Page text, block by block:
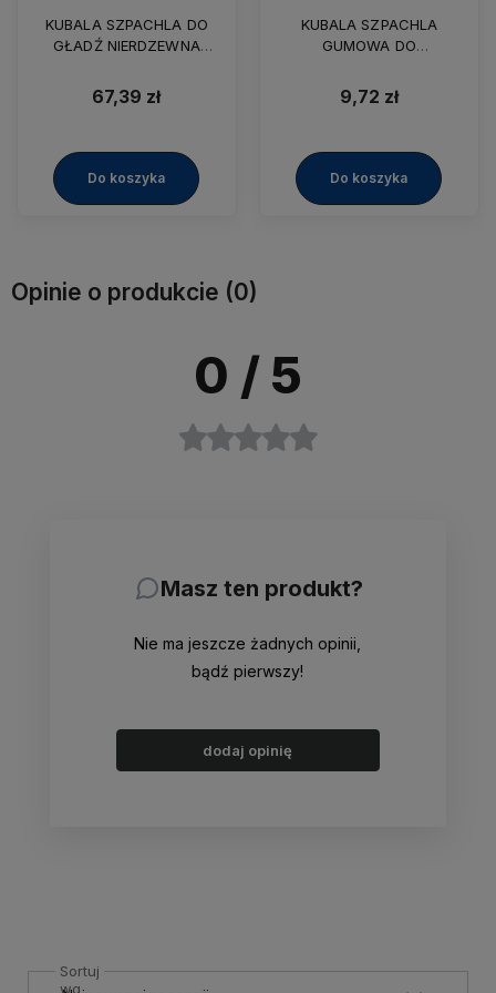
KUBALA SZPACHLA DO
GŁADŹ NIERDZEWNA
67,39 zł
Do koszyka
KUBALA SZPACHLA
GUMOWA DO
9,72 zł
Do koszyka
Opinie o produkcie (0)
0 / 5
Masz ten produkt?
Nie ma jeszcze żadnych opinii,
bądź pierwszy!
dodaj opinię
Sortuj
wg